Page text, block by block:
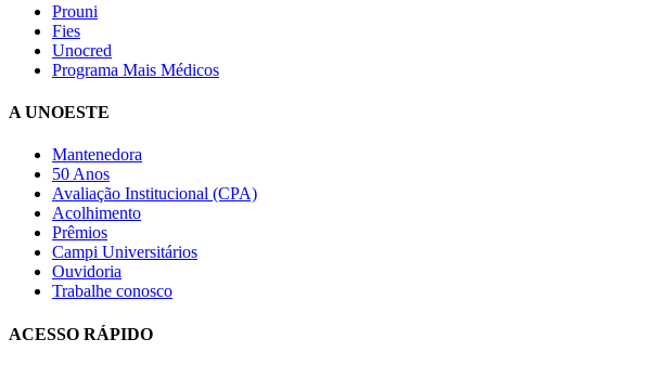
Prouni
Fies
Unocred
Programa Mais Médicos
A UNOESTE
Mantenedora
50 Anos
Avaliação Institucional (CPA)
Acolhimento
Prêmios
Campi Universitários
Ouvidoria
Trabalhe conosco
ACESSO RÁPIDO